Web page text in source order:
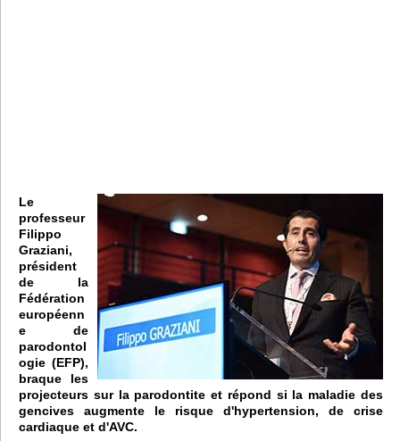
Le
professeur
Filippo
Graziani,
président
de la
Fédération
européenn
e de
parodontol
ogie (EFP),
braque les
projecteurs sur la parodontite et répond si la maladie des
gencives augmente le risque d'hypertension, de crise
cardiaque et d'AVC.